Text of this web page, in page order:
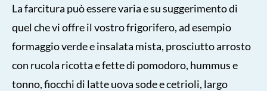
La farcitura può essere varia e su suggerimento di
quel che vi offre il vostro frigorifero, ad esempio
formaggio verde e insalata mista, prosciutto arrosto
con rucola ricotta e fette di pomodoro, hummus e
tonno, fiocchi di latte uova sode e cetrioli, largo